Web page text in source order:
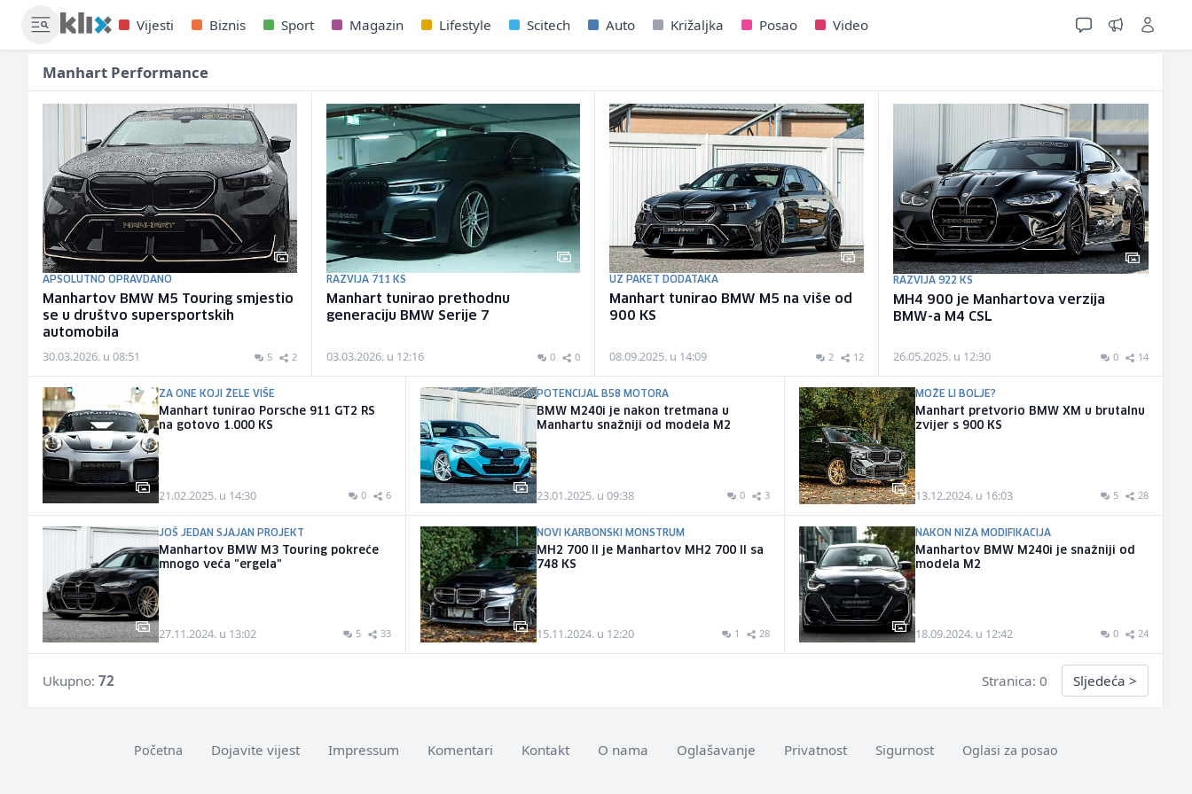
Vijesti Biznis Sport Magazin Lifestyle Scitech Auto Križaljka Posao Video
Manhart Performance
APSOLUTNO OPRAVDANO
Manhartov BMW M5 Touring smjestio
se u društvo supersportskih
automobila
30.03.2026. u 08:51 5 2
RAZVIJA 711 KS
Manhart tunirao prethodnu
generaciju BMW Serije 7
03.03.2026. u 12:16 0 0
UZ PAKET DODATAKA
Manhart tunirao BMW M5 na više od
900 KS
08.09.2025. u 14:09 2 12
RAZVIJA 922 KS
MH4 900 je Manhartova verzija
BMW-a M4 CSL
26.05.2025. u 12:30 0 14
ZA ONE KOJI ŽELE VIŠE
Manhart tunirao Porsche 911 GT2 RS
na gotovo 1.000 KS
21.02.2025. u 14:30 0 6
POTENCIJAL B58 MOTORA
BMW M240i je nakon tretmana u
Manhartu snažniji od modela M2
23.01.2025. u 09:38 0 3
MOŽE LI BOLJE?
Manhart pretvorio BMW XM u brutalnu
zvijer s 900 KS
13.12.2024. u 16:03 5 28
JOŠ JEDAN SJAJAN PROJEKT
Manhartov BMW M3 Touring pokreće
mnogo veća "ergela"
27.11.2024. u 13:02 5 33
NOVI KARBONSKI MONSTRUM
MH2 700 II je Manhartov MH2 700 II sa
748 KS
15.11.2024. u 12:20 1 28
NAKON NIZA MODIFIKACIJA
Manhartov BMW M240i je snažniji od
modela M2
18.09.2024. u 12:42 0 24
Ukupno: 72 Stranica: 0 Sljedeća >
Početna Dojavite vijest Impressum Komentari Kontakt O nama Oglašavanje Privatnost Sigurnost Oglasi za posao